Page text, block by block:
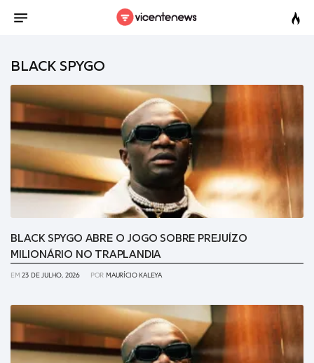
BLACK SPYGO
BLACK SPYGO ABRE O JOGO SOBRE PREJUÍZO
MILIONÁRIO NO TRAPLANDIA
EM23 DE JULHO, 2026 POR MAURÍCIO KALEYA